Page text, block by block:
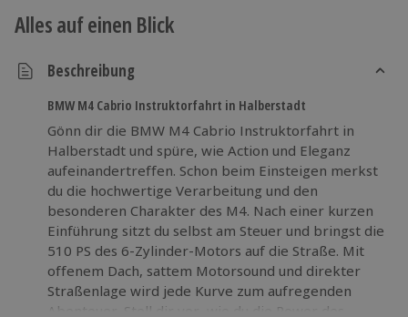
Alles auf einen Blick
Beschreibung
BMW M4 Cabrio Instruktorfahrt in Halberstadt
Gönn dir die BMW M4 Cabrio Instruktorfahrt in
Halberstadt und spüre, wie Action und Eleganz
aufeinandertreffen. Schon beim Einsteigen merkst
du die hochwertige Verarbeitung und den
besonderen Charakter des M4. Nach einer kurzen
Einführung sitzt du selbst am Steuer und bringst die
510 PS des 6-Zylinder-Motors auf die Straße. Mit
offenem Dach, sattem Motorsound und direkter
Straßenlage wird jede Kurve zum aufregenden
Abenteuer. Stell dir vor, wie du die Power des